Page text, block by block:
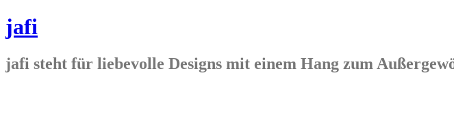
jafi
jafi steht für liebevolle Designs mit einem Hang zum